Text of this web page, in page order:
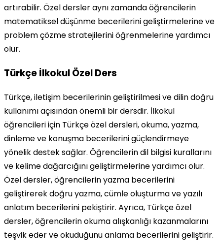
artırabilir. Özel dersler aynı zamanda öğrencilerin
matematiksel düşünme becerilerini geliştirmelerine ve
problem çözme stratejilerini öğrenmelerine yardımcı
olur.
Türkçe İlkokul Özel Ders
Türkçe, iletişim becerilerinin geliştirilmesi ve dilin doğru
kullanımı açısından önemli bir dersdir. İlkokul
öğrencileri için Türkçe özel dersleri, okuma, yazma,
dinleme ve konuşma becerilerini güçlendirmeye
yönelik destek sağlar. Öğrencilerin dil bilgisi kurallarını
ve kelime dağarcığını geliştirmelerine yardımcı olur.
Özel dersler, öğrencilerin yazma becerilerini
geliştirerek doğru yazma, cümle oluşturma ve yazılı
anlatım becerilerini pekiştirir. Ayrıca, Türkçe özel
dersler, öğrencilerin okuma alışkanlığı kazanmalarını
teşvik eder ve okuduğunu anlama becerilerini geliştirir.